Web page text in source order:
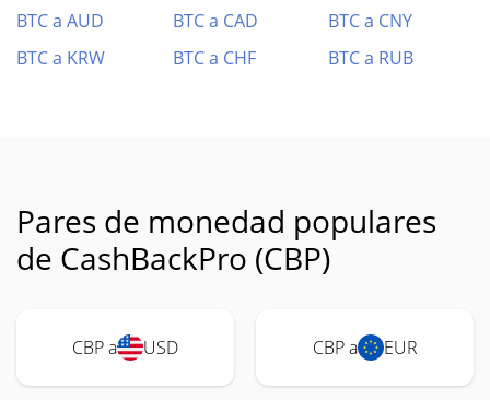
BTC a AUD
BTC a CAD
BTC a CNY
BTC a KRW
BTC a CHF BTC a RUB
Pares de monedad populares
de CashBackPro (CBP)
CBP a USD CBP a EUR